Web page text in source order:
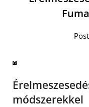
◙
módszerekkel